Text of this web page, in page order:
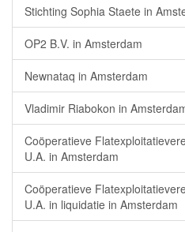
Stichting Sophia Staete in
OP2 B.V. in Amsterdam
Newnataq in Amsterdam
Vladimir Riabokon in
Coöperatieve
U.A. in Amsterdam
Coöperatieve
U.A. in liquidatie in Amsterdam